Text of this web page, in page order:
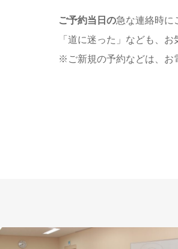
ご予約当日の急な連絡時に
「道に迷った」なども、お
※ご新規の予約などは、お